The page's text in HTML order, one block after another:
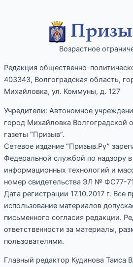
Возрастное
Редакция общественно-
403343, Волгоградская область,
Михайловка, ул. Коммуны, д. 127
Учредители: Автономное
город Михайловка Волгоградской
газеты “Призыв”.
Сетевое издание “Призыв.Ру”
Федеральной службой по надзору в
информационных технологий и
номер свидетельства ЭЛ № ФС77-
Дата регистрации 17.10.2017 г.
использование материалов
письменного согласия редакции.
ответственности за материалы,
пользователями.
Главный редактор Кудинова Таиса